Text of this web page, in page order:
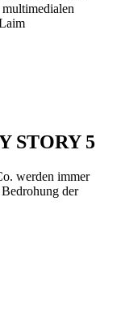
multimedialen
STORY 5
werden immer
der